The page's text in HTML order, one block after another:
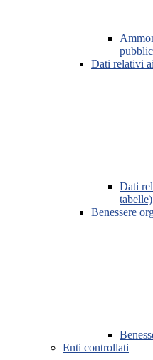
Dati relativi
Dati
tabelle)
Benessere
Enti controllati